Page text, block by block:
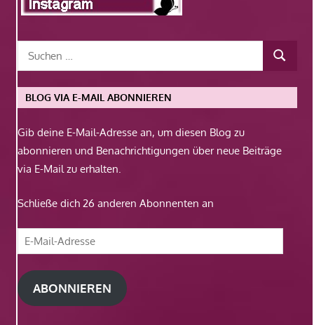
BLOG VIA E-MAIL ABONNIEREN
Gib deine E-Mail-Adresse an, um diesen Blog zu
abonnieren und Benachrichtigungen über neue Beiträge
via E-Mail zu erhalten.
Schließe dich 26 anderen Abonnenten an
E-
Mail-
Adresse
ABONNIEREN